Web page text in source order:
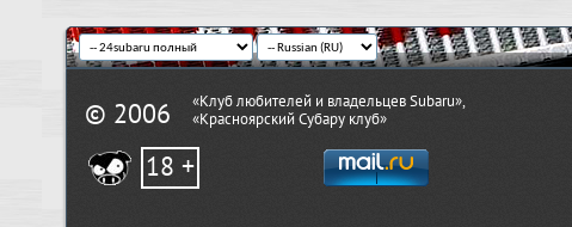
© 2006
«Клуб любителей и владельцев Subaru»,
«Красноярский Субару клуб»
18 +